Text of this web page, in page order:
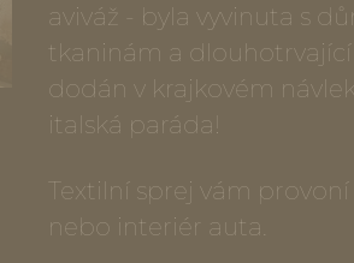
aviváž - byla vyvinuta s
tkaninám a dlouhotrvající
dodán v krajkovém
italská paráda!
Textilní sprej vám
nebo interiér auta.